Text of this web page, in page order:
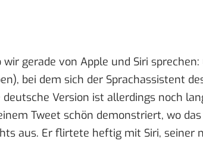
wir gerade von Apple und Siri
bei dem sich der Sprachassistent
deutsche Version ist allerdings noch
Tweet schön demonstriert, wo
aus. Er flirtete heftig mit Siri, seiner